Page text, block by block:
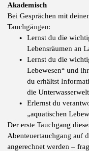
Akademisch
Bei Gesprächen mit
Tauchgängen:
Lernst du die
Lebensräumen an
Lernst du die
Lebewesen“ und
du erhältst
die
Erlernst du
„aquatischen
Der erste Tauchgang
Abenteuertauchgang auf
angerechnet werden –